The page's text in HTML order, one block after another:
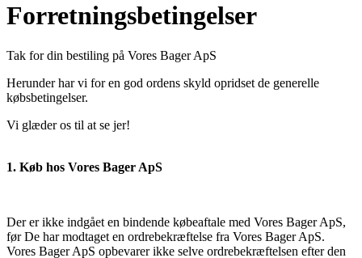
Forretningsbetingelser
Tak for din bestiling på Vores Bager ApS
Herunder har vi for en god ordens skyld opridset de generelle
købsbetingelser.
Vi glæder os til at se jer!
1. Køb hos Vores Bager ApS
Der er ikke indgået en bindende købeaftale med Vores Bager ApS,
før De har modtaget en ordrebekræftelse fra Vores Bager ApS.
Vores Bager ApS opbevarer ikke selve ordrebekræftelsen efter den